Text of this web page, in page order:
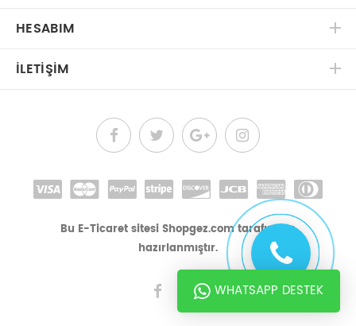
HESABIM
İLETIŞIM
Bu E-Ticaret sitesi Shopgez.com tarafından
hazırlanmıştır.
WHATSAPP DESTEK